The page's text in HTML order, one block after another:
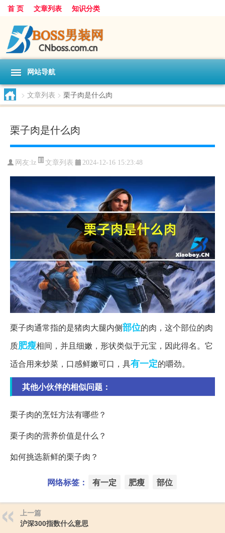
首 页 文章列表 知识分类
网站导航
> 文章列表 > 栗子肉是什么肉
栗子肉是什么肉
网友: lz 文章列表 2024-12-16 15:23:48
栗子肉通常指的是猪肉大腿内侧部位的肉，这个部位的肉
质肥瘦相间，并且细嫩，形状类似于元宝，因此得名。它
适合用来炒菜，口感鲜嫩可口，具有一定的嚼劲。
其他小伙伴的相似问题：
栗子肉的烹饪方法有哪些？
栗子肉的营养价值是什么？
如何挑选新鲜的栗子肉？
网络标签： 有一定 肥瘦 部位
上一篇
沪深300指数什么意思